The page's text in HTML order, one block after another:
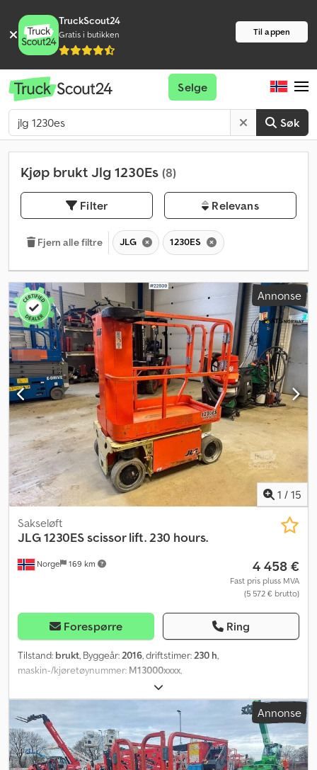
TruckScout24
Gratis i butikken Til appen
Søk
Selge
Kjøp brukt Jlg 1230Es (8)
Filter Relevans
Fjern alle filtre JLG 1230ES
Annonse
1 / 15
Norge 169 km
Sakseløft
JLG1230ES scissor lift. 230 hours.
4 458 €
Fast pris pluss MVA
(5 572 € brutto)
Forespørre Ring
Tilstand: brukt, Byggeår:2016, driftstimer:230 h,
maskin-/kjøretøynummer: M13000xxxx,
Annonse